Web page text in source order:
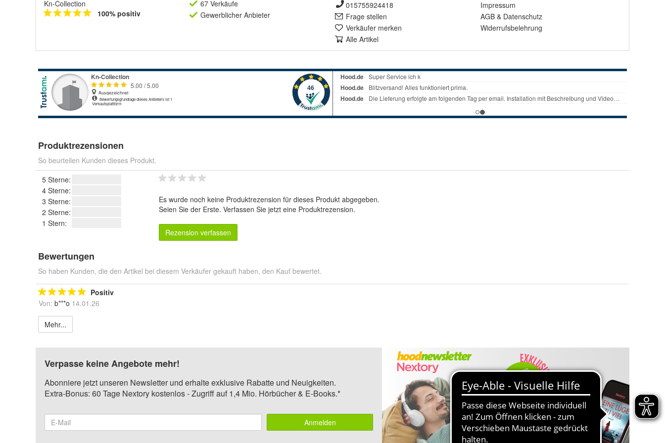
Kn-Collection
100% positiv
67 Verkäufe
Gewerblicher Anbieter
015755924418
Frage stellen
Verkäufer merken
Alle Artikel
Impressum
AGB & Datenschutz
Widerrufsbelehrung
Produktrezensionen
So beurteilen Kunden dieses Produkt.
5 Sterne:
4 Sterne:
3 Sterne:
2 Sterne:
1 Stern:
Es wurde noch keine Produktrezension für dieses Produkt abgegeben.
Seien Sie der Erste. Verfassen Sie jetzt eine Produktrezension.
Rezension verfassen
Bewertungen
So haben Kunden, die den Artikel bei diesem Verkäufer gekauft haben, den Kauf bewertet.
Positiv
Von: b***o 14.01.26
Mehr...
Verpasse keine Angebote mehr!
Abonniere jetzt unseren Newsletter und erhalte exklusive Rabatte und Neuigkeiten.
Extra-Bonus: 60 Tage Nextory kostenlos - Zugriff auf 1,4 Mio. Hörbücher & E-Books.*
Anmelden